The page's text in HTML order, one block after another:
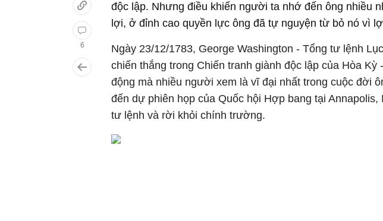
6
độc lập. Nhưng điều khiến người ta nhớ đến ông nhiều
lợi, ở đỉnh cao quyền lực ông đã tự nguyện từ bỏ nó vì
Ngày 23/12/1783, George Washington - Tổng tư lệnh
chiến thắng trong Chiến tranh giành độc lập của Hòa Kỳ
động mà nhiều người xem là vĩ đại nhất trong cuộc đời
đến dự phiên họp của Quốc hội Hợp bang tại
tư lệnh và rời khỏi chính trường.